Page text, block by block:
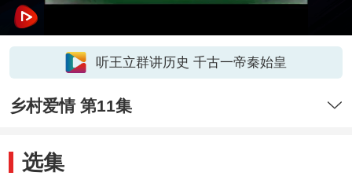
听王立群讲历史 千古一帝秦始皇
乡村爱情 第11集
选集